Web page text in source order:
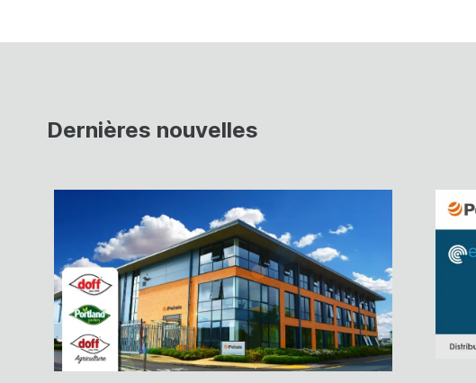
Dernières nouvelles